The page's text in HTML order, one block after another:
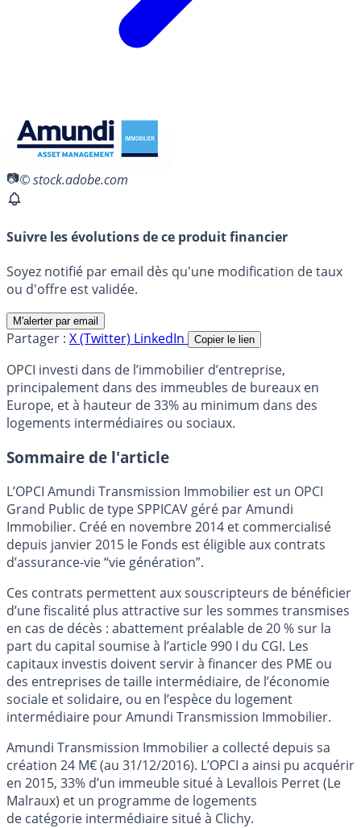
© stock.adobe.com
Suivre les évolutions de ce produit financier
Soyez notifié par email dès qu'une modification de taux
ou d'offre est validée.
M'alerter par email
Partager : X (Twitter) LinkedIn Copier le lien
OPCI investi dans de l’immobilier d’entreprise,
principalement dans des immeubles de bureaux en
Europe, et à hauteur de 33% au minimum dans des
logements intermédiaires ou sociaux.
Sommaire de l'article
L’OPCI Amundi Transmission Immobilier est un OPCI
Grand Public de type SPPICAV géré par Amundi
Immobilier. Créé en novembre 2014 et commercialisé
depuis janvier 2015 le Fonds est éligible aux contrats
d’assurance-vie “vie génération”.
Ces contrats permettent aux souscripteurs de bénéficier
d’une fiscalité plus attractive sur les sommes transmises
en cas de décès : abattement préalable de 20 % sur la
part du capital soumise à l’article 990 I du CGI. Les
capitaux investis doivent servir à financer des PME ou
des entreprises de taille intermédiaire, de l’économie
sociale et solidaire, ou en l’espèce du logement
intermédiaire pour Amundi Transmission Immobilier.
Amundi Transmission Immobilier a collecté depuis sa
création 24 M€ (au 31/12/2016). L’OPCI a ainsi pu acquérir
en 2015, 33% d’un immeuble situé à Levallois Perret (Le
Malraux) et un programme de logements
de catégorie intermédiaire situé à Clichy.